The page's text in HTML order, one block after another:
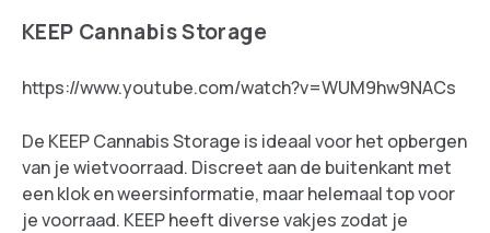
KEEP Cannabis Storage
https://www.youtube.com/watch?v=WUM9hw9NACs
De KEEP Cannabis Storage is ideaal voor het opbergen
van je wietvoorraad. Discreet aan de buitenkant met
een klok en weersinformatie, maar helemaal top voor
je voorraad. KEEP heeft diverse vakjes zodat je